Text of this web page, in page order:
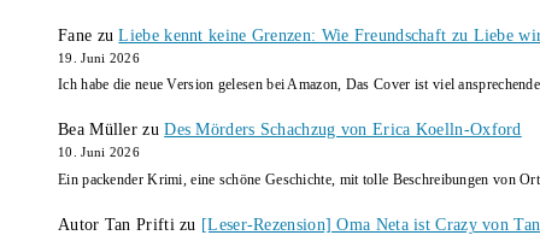
Fane zuLiebe kennt keine Grenzen: Wie Freundschaft zu Liebe
19. Juni 2026
Ich habe die neue Version gelesen bei Amazon, Das Cover ist viel
Bea Müller zuDes Mörders Schachzug von Erica Koelln-Oxford
10. Juni 2026
Ein packender Krimi, eine schöne Geschichte, mit tolle Beschreibungen von
Autor Tan Prifti zu [Leser-Rezension] Oma Neta ist Crazy von